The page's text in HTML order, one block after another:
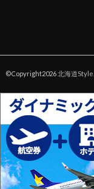
©Copyright2026北海道Style